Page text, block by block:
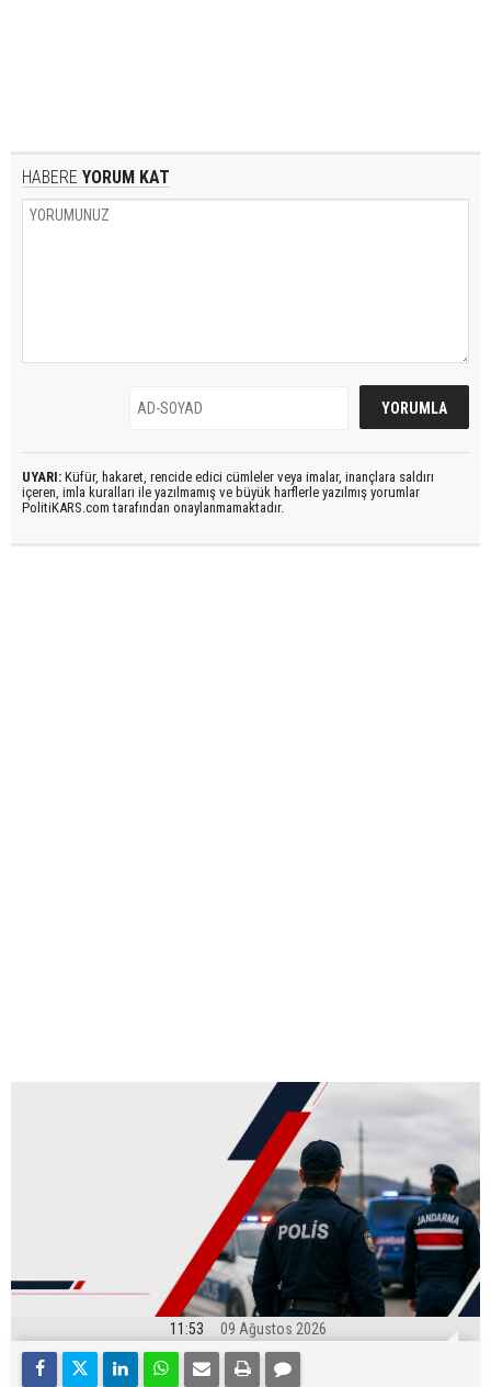
HABERE YORUM KAT
UYARI: Küfür, hakaret, rencide edici cümleler veya imalar, inançlara saldırı
içeren, imla kuralları ile yazılmamış ve büyük harflerle yazılmış yorumlar
PolitiKARS.com tarafından onaylanmamaktadır.
11:53 09 Ağustos 2026